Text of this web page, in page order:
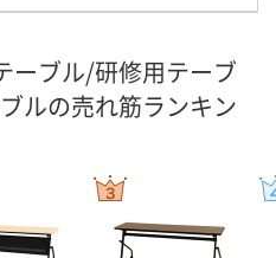
ーブル/研修用テーブ
ルの売れ筋ランキン